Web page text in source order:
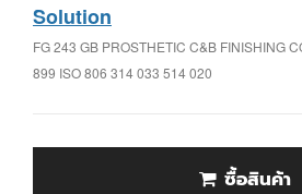
Solution
FG 243 GB PROSTHETIC C&B FINISHING
899 ISO 806 314 033 514 020
ซื้อสินค้า